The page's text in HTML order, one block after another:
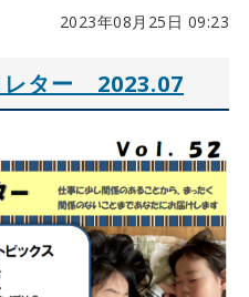
2023年08月25日 09:23
レター 2023.07